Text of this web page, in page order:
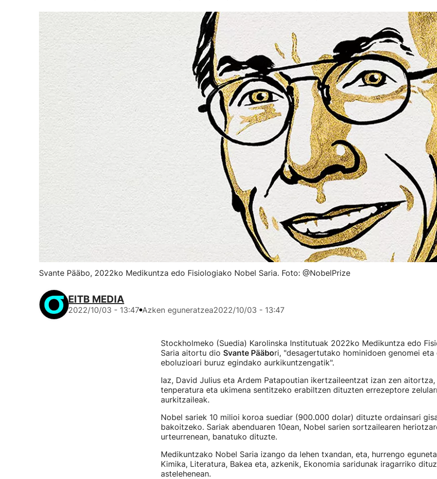
Svante Pääbo, 2022ko Medikuntza edo Fisiologiako Nobel Saria. Foto: @NobelPrize
EITB MEDIA
2022/10/03 - 13:47 Azken eguneratzea2022/10/03 - 13:47
Stockholmeko (Suedia) Karolinska Institutuak 2022ko Medikuntza edo
Saria aitortu dio Svante Pääbori, "desagertutako hominidoen genomei eta
eboluzioari buruz egindako aurkikuntzengatik".
Iaz, David Julius eta Ardem Patapoutian ikertzaileentzat izan zen
tenperatura eta ukimena sentitzeko erabiltzen dituzten errezeptore
aurkitzaileak.
Nobel sariek 10 milioi koroa suediar (900.000 dolar) dituzte ordainsari
bakoitzeko. Sariak abenduaren 10ean, Nobel sarien sortzailearen
urteurrenean, banatuko dituzte.
Medikuntzako Nobel Saria izango da lehen txandan, eta, hurrengo
Kimika, Literatura, Bakea eta, azkenik, Ekonomia saridunak iragarriko
astelehenean.